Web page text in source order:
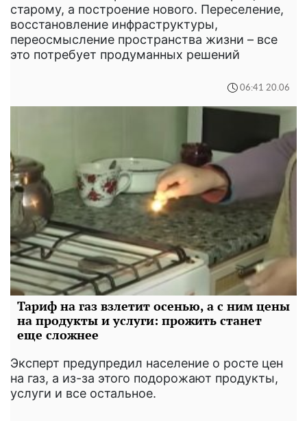
старому, а построение нового. Переселение,
восстановление инфраструктуры,
переосмысление пространства жизни – все
это потребует продуманных решений
06:41 20.06
Тариф на газ взлетит осенью, а с ним цены
на продукты и услуги: прожить станет
еще сложнее
Эксперт предупредил население о росте цен
на газ, а из-за этого подорожают продукты,
услуги и все остальное.